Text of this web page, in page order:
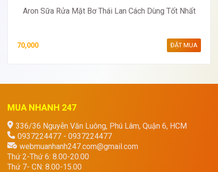
Aron Sữa Rửa Mặt Bơ Thái Lan Cách Dùng Tốt Nhất
70,000 ĐẶT MUA
MUA NHANH 247
336/36 Nguyễn Văn Luông, Phú Lâm, Quận 6, HCM
0937224477 - 0937224477
webmuanhanh247.com@gmail.com
Thứ 2-Thứ 6: 8.00-20.00
Thứ 7- CN: 8.00-15.00